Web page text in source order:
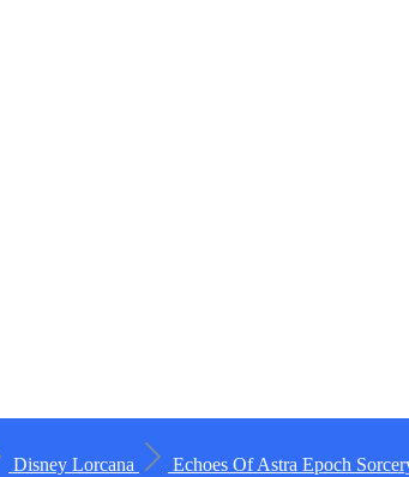
Disney Lorcana Echoes Of Astra Epoch